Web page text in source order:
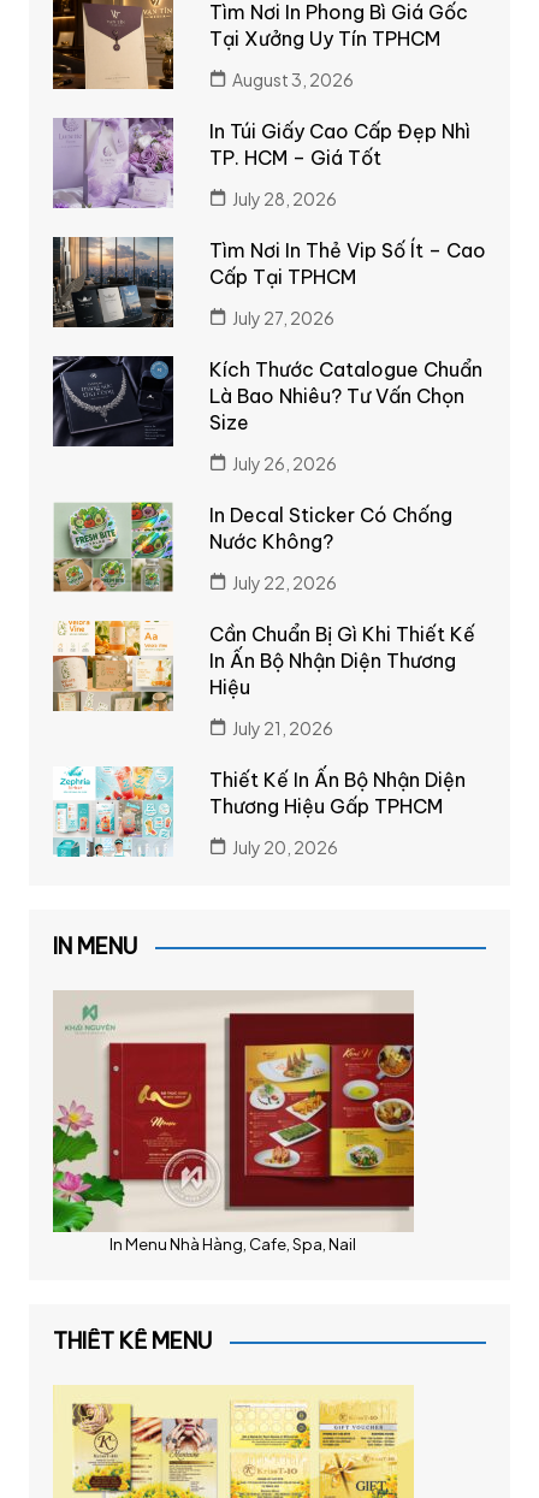
Tìm Nơi In Phong Bì Giá Gốc
Tại Xưởng Uy Tín TPHCM
August 3, 2026
In Túi Giấy Cao Cấp Đẹp Nhì
TP. HCM – Giá Tốt
July 28, 2026
Tìm Nơi In Thẻ Vip Số Ít – Cao
Cấp Tại TPHCM
July 27, 2026
Kích Thước Catalogue Chuẩn
Là Bao Nhiêu? Tư Vấn Chọn
Size
July 26, 2026
In Decal Sticker Có Chống
Nước Không?
July 22, 2026
Cần Chuẩn Bị Gì Khi Thiết Kế
In Ấn Bộ Nhận Diện Thương
Hiệu
July 21, 2026
Thiết Kế In Ấn Bộ Nhận Diện
Thương Hiệu Gấp TPHCM
July 20, 2026
IN MENU
In Menu Nhà Hàng, Cafe, Spa, Nail
THIẾT KẾ MENU